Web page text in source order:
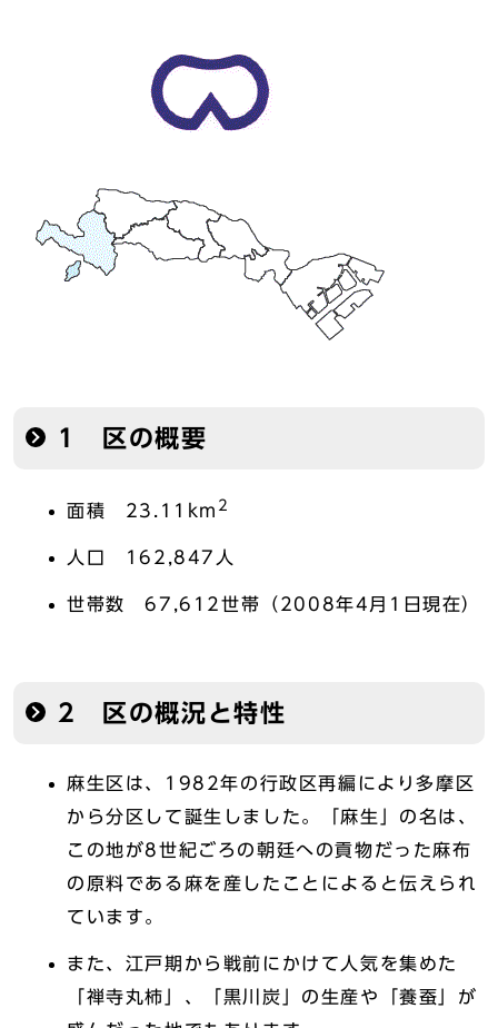
1 区の概要
面積 23.11km 2
人口 162,847人
世帯数 67,612世帯（2008年4月1日現在）
2 区の概況と特性
麻生区は、1982年の行政区再編により多摩区
から分区して誕生しました。「麻生」の名は、
この地が8世紀ごろの朝廷への貢物だった麻布
の原料である麻を産したことによると伝えられ
ています。
また、江戸期から戦前にかけて人気を集めた
「禅寺丸柿」、「黒川炭」の生産や「養蚕」が